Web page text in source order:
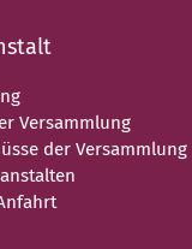
Versammlung
der Versammlung